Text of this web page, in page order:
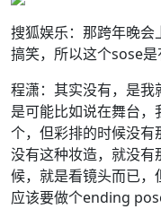
搜狐娱乐：那跨年晚
搞笑，所以这个sose是
程潇：其实没有，是
是可能比如说在舞台
个，但彩排的时候没有
没有这种妆造，就没
候，就是看镜头而已
应该要做个ending